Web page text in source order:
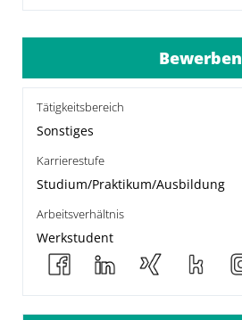
Bewerben
Tätigkeitsbereich
Sonstiges
Karrierestufe
Studium/Praktikum/Ausbildung
Arbeitsverhältnis
Werkstudent